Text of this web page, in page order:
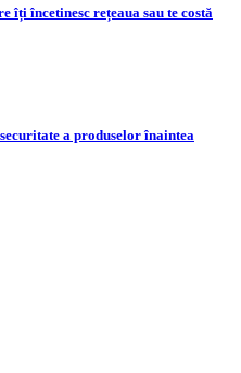
încetinesc rețeaua sau te costă
a produselor înaintea